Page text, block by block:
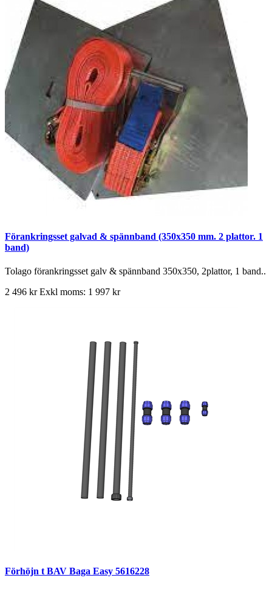
Förankringsset galvad & spännband (350x350 mm. 2 plattor. 1
band)
Tolago förankringsset galv & spännband 350x350, 2plattor, 1 band..
2 496 krExkl moms: 1 997 kr
Förhöjn t BAV Baga Easy 5616228